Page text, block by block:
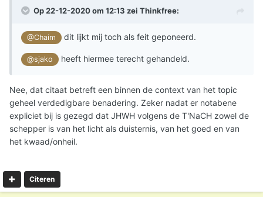
Op 22-12-2020 om 12:13 zei Thinkfree:
@Chaim dit lijkt mij toch als feit geponeerd.
@sjako heeft hiermee terecht gehandeld.
Nee, dat citaat betreft een binnen de context van het topic
geheel verdedigbare benadering. Zeker nadat er notabene
expliciet bij is gezegd dat JHWH volgens de T'NaCH zowel de
schepper is van het licht als duisternis, van het goed en van
het kwaad/onheil.
Citeren